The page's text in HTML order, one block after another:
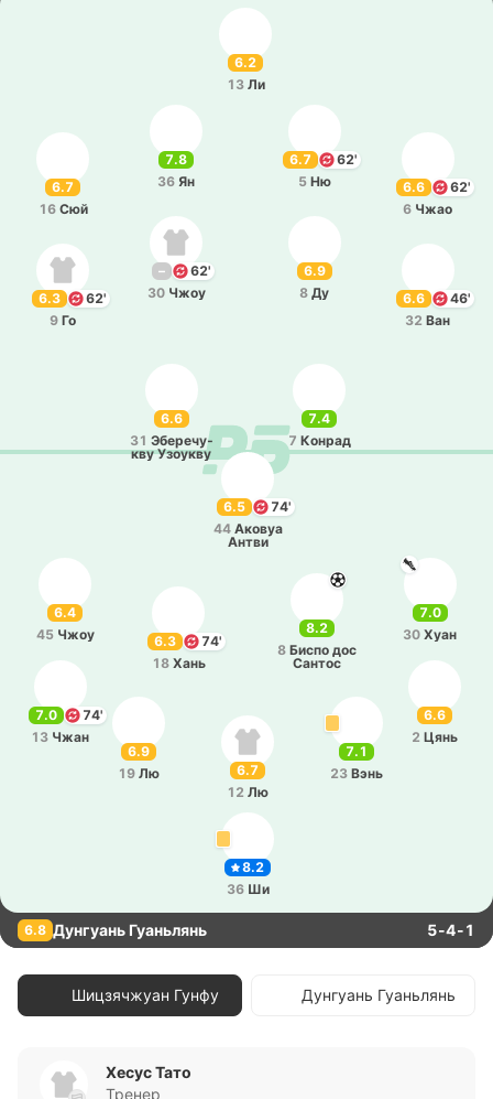
6.2
13 Ли
6.7
16 Сюй
7.8
36 Ян 6.6
62'
6 Чжао
6.7
62'
5 Ню
6.9
8 Ду 6.6
46'
32 Ван
6.3
62'
9 Го
–
62'
30 Чжоу
7.4
7 Конрад
6.6
31 Эбе­ре­чу­
кву Узоу­кву
8.2
36 Ши
6.6
2 Цянь
7.0
74'
13 Чжан
6.9
19 Лю
7.1
23 Вэнь
6.7
12 Лю
8.2
8 Биспо дос
Сантос
7.0
30 Хуан
6.4
45 Чжоу 6.3
74'
18 Хань
6.5
74'
44 Аковуа
Антви
6.8 Дунгуань Гуаньлянь 5-4-1
Шицзячжуан Гунфу Дунгуань Гуаньлянь
Хесус Тато
Тренер